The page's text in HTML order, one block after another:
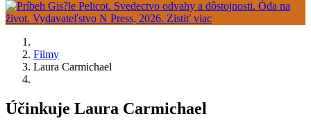
Filmy
Laura Carmichael
Účinkuje Laura Carmichael